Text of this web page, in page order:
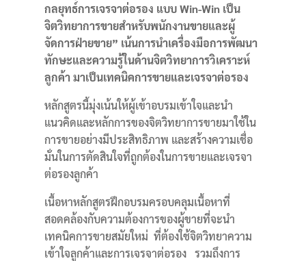
กลยุทธ์การเจรจาต่อรอง แบบ Win-Win เป็น
จิตวิทยาการขายสำหรับพนักงานขายและผู้
จัดการฝ่ายขาย” เน้นการนำเครื่องมือการพัฒนา
ทักษะและความรู้ในด้านจิตวิทยาการวิเคราะห์
ลูกค้า มาเป็นเทคนิคการขายและเจรจาต่อรอง
หลักสูตรนี้มุ่งเน้นให้ผู้เข้าอบรมเข้าใจและนำ
แนวคิดและหลักการของจิตวิทยาการขายมาใช้ใน
การขายอย่างมีประสิทธิภาพ และสร้างความเชื่อ
มั่นในการตัดสินใจที่ถูกต้องในการขายและเจรจา
ต่อรองลูกค้า
เนื้อหาหลักสูตรฝึกอบรมครอบคลุมเนื้อหาที่
สอดคล้องกับความต้องการของผู้ขายที่จะนำ
เทคนิคการขายสมัยใหม่ ที่ต้องใช้จิตวิทยาความ
เข้าใจลูกค้าและการเจรจาต่อรอง รวมถึงการ